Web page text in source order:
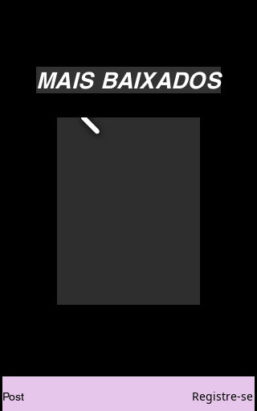
MAIS BAIXADOS
Post Registre-se